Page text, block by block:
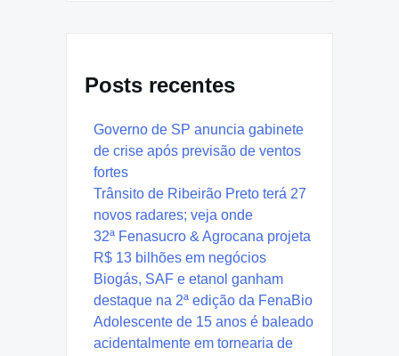
Posts recentes
Governo de SP anuncia gabinete
de crise após previsão de ventos
fortes
Trânsito de Ribeirão Preto terá 27
novos radares; veja onde
32ª Fenasucro & Agrocana projeta
R$ 13 bilhões em negócios
Biogás, SAF e etanol ganham
destaque na 2ª edição da FenaBio
Adolescente de 15 anos é baleado
acidentalmente em tornearia de